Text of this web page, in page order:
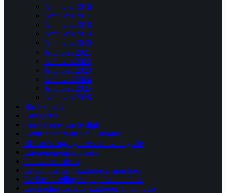
Archives 2016
Archives 2017
Archives 2018
Archives 2019
Archives 2020
Archives 2021
Archives 2022
Archives 2023
Archives 2024
Archives 2025
Archives 2026
Bio Express
Catégories
Conférences sur le digital
Contributeurs du site Kablages
Else & Bang, agence créative digitale
Enseignement et presse
Index des articles
Le confinement expliqué à mon boss
Le Social selling expliqué à mon boss
Les médias sociaux expliqués à mon boss